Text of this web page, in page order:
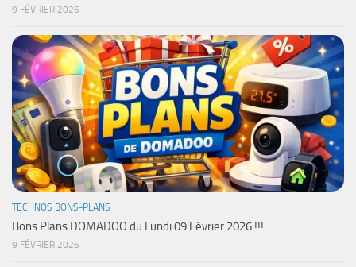
9 FÉVRIER 2026
TECHNOS BONS-PLANS
Bons Plans DOMADOO du Lundi 09 Février 2026 !!!
9 FÉVRIER 2026